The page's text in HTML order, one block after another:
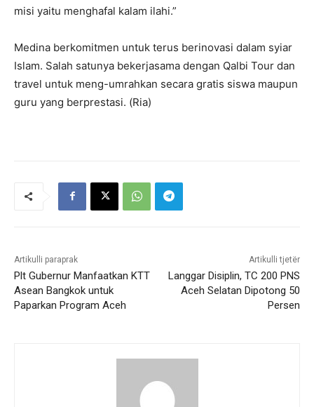
misi yaitu menghafal kalam ilahi.”
Medina berkomitmen untuk terus berinovasi dalam syiar
Islam. Salah satunya bekerjasama dengan Qalbi Tour dan
travel untuk meng-umrahkan secara gratis siswa maupun
guru yang berprestasi. (Ria)
Artikulli paraprak
Plt Gubernur Manfaatkan KTT
Asean Bangkok untuk
Paparkan Program Aceh
Artikulli tjetër
Langgar Disiplin, TC 200 PNS
Aceh Selatan Dipotong 50
Persen